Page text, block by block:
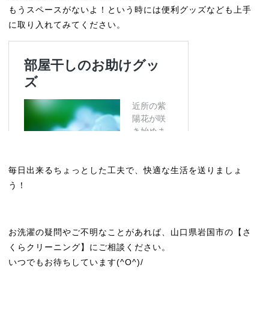
もうスペースがないよ！という時には便利グッズなども上手
に取り入れてみてください。
毎日出来るちょっとした工夫で、快適な生活を送りましょ
う！
お洗濯の疑問やご不明なことがあれば、山口県岩国市の【さ
くらクリーニング】にご相談ください。
いつでもお待ちしています(^O^)/